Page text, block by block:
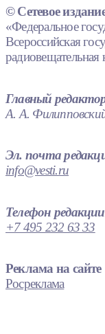
© Сетевое
«Федеральное
Всероссийская
Главный
А. А.
Эл. почта
info@vesti.ru
Телефон редакции
+7 495 232 63 33
Реклама на сайте
Росреклама